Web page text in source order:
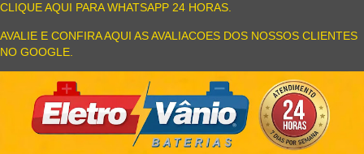
CLIQUE AQUI PARA WHATSAPP 24 HORAS.
AVALIE E CONFIRA AQUI AS AVALIACOES DOS NOSSOS CLIENTES
NO GOOGLE.